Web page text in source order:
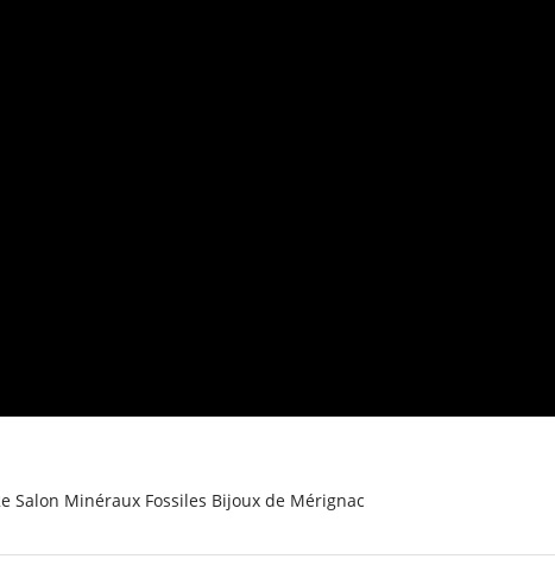
2e Salon Minéraux Fossiles Bijoux de Mérignac